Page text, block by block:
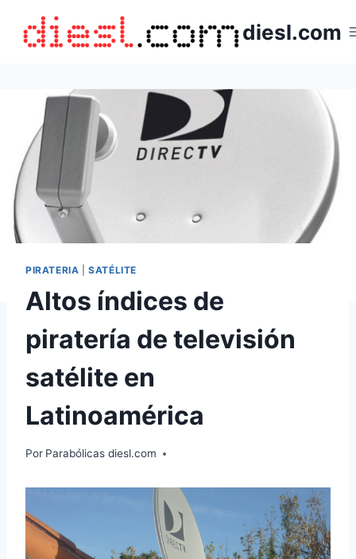
contenido
diesl.com
PIRATERIA |SATÉLITE
Altos índices de
piratería de televisión
satélite en
Latinoamérica
Por Parabólicas diesl.com